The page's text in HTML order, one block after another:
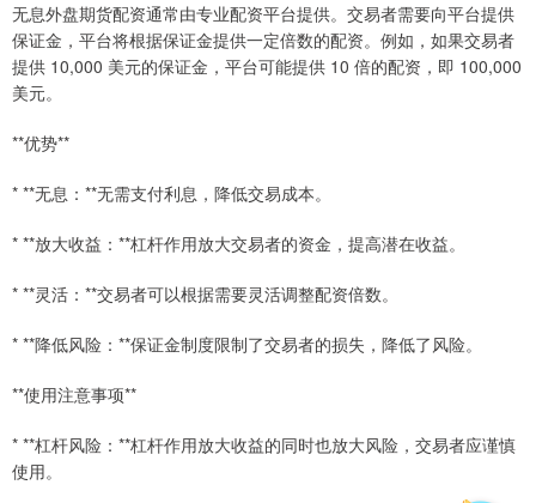
无息外盘期货配资通常由专业配资平台提供。交易者需要向平台提供
保证金，平台将根据保证金提供一定倍数的配资。例如，如果交易者
提供 10,000 美元的保证金，平台可能提供 10 倍的配资，即 100,000
美元。
**优势**
* **无息：**无需支付利息，降低交易成本。
* **放大收益：**杠杆作用放大交易者的资金，提高潜在收益。
* **灵活：**交易者可以根据需要灵活调整配资倍数。
* **降低风险：**保证金制度限制了交易者的损失，降低了风险。
**使用注意事项**
* **杠杆风险：**杠杆作用放大收益的同时也放大风险，交易者应谨慎
使用。